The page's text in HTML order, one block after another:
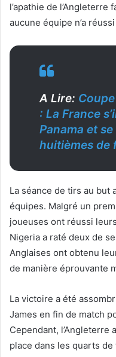
l’apathie de
aucune équipe n’a
A Lire:
: La France
Panama et
huitièmes de
La séance de tirs au but
équipes. Malgré un
joueuses ont réussi
Nigeria a raté deux de
Anglaises ont obtenu
de manière éprouvante
La victoire a été
James en fin de match
Cependant,
place dans les quarts de